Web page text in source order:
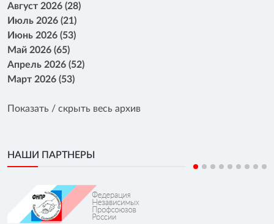
Август 2026 (28)
Июль 2026 (21)
Июнь 2026 (53)
Май 2026 (65)
Апрель 2026 (52)
Март 2026 (53)
Показать / скрыть весь архив
НАШИ ПАРТНЕРЫ